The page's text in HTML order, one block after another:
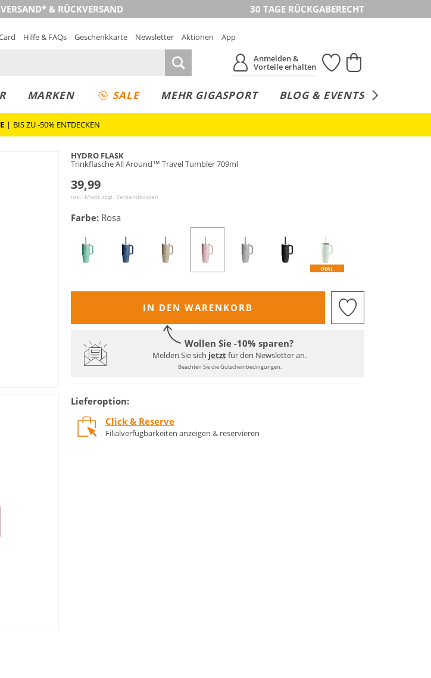
& RÜCKVERSAND 30 TAGE RÜCKGABERECHT
Hilfe & FAQs Geschenkkarte Newsletter Aktionen
App
Anmelden &
Vorteile erhalten
MARKEN SALE MEHR GIGASPORT BLOG & EVENTS
| BIS ZU -50% ENTDECKEN
HYDRO FLASK
Trinkflasche All Around™ Travel Tumbler 709ml
39,99
inkl. Mwst zzgl. Versandkosten
Farbe: Rosa
DEAL
IN DEN WARENKORB
Wollen Sie -10% sparen?
Melden Sie sich jetztfür den Newsletter an.
Beachten Sie die Gutscheinbedingungen.
Lieferoption:
Click & Reserve
Filialverfügbarkeiten anzeigen & reservieren